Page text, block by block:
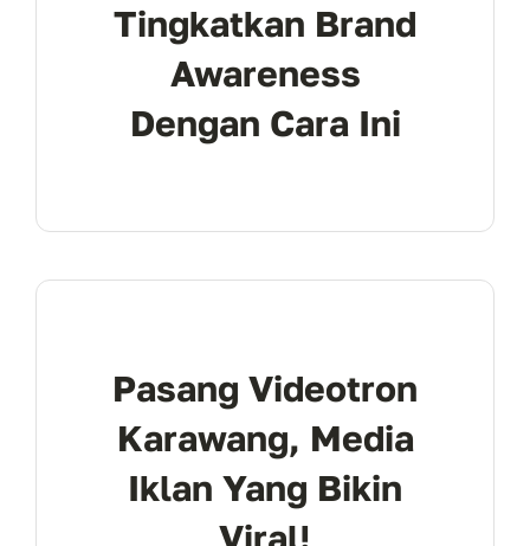
Tingkatkan Brand
Awareness
Dengan Cara Ini
Pasang Videotron
Karawang, Media
Iklan Yang Bikin
Viral!